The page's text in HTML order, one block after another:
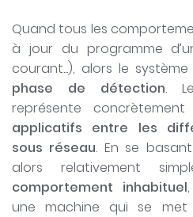
Quand tous les
à jour du programme
courant...), alors le
phase de détection.
représente
applicatifs entre les
sous réseau. En se
alors relativement
comportement inhabituel
une machine qui se